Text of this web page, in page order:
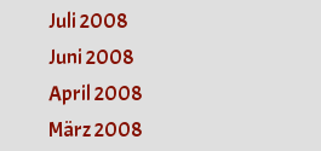
Juli 2008
Juni 2008
April 2008
März 2008